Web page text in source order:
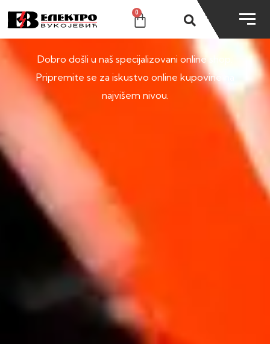
0
SHOP
Dobro došli u naš specijalizovani online shop.
Pripremite se za iskustvo online kupovine na
najvišem nivou.